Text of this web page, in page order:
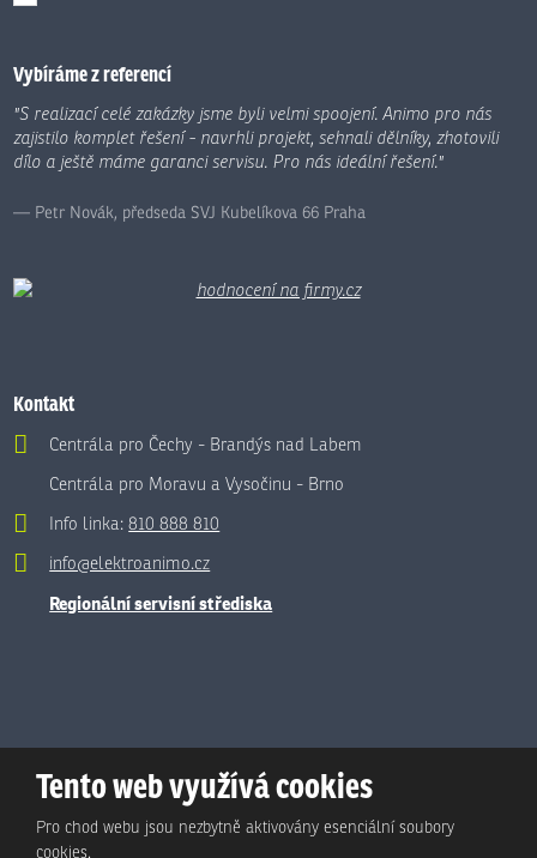
Formulář
nepodařilo
odeslat.
Vybíráme z referencí
"S realizací celé zakázky jsme byli velmi spoojení. Animo pro nás
zajistilo komplet řešení - navrhli projekt, sehnali dělníky, zhotovili
dílo a ještě máme garanci servisu. Pro nás ideální řešení."
Petr Novák, předseda SVJ Kubelíkova 66 Praha
Kontakt
Centrála pro Čechy - Brandýs nad Labem
Centrála pro Moravu a Vysočinu - Brno
Info linka:810 888 810
info@elektroanimo.cz
Regionální servisní střediska
Tento web využívá cookies
Pro chod webu jsou nezbytně aktivovány esenciální soubory
cookies.